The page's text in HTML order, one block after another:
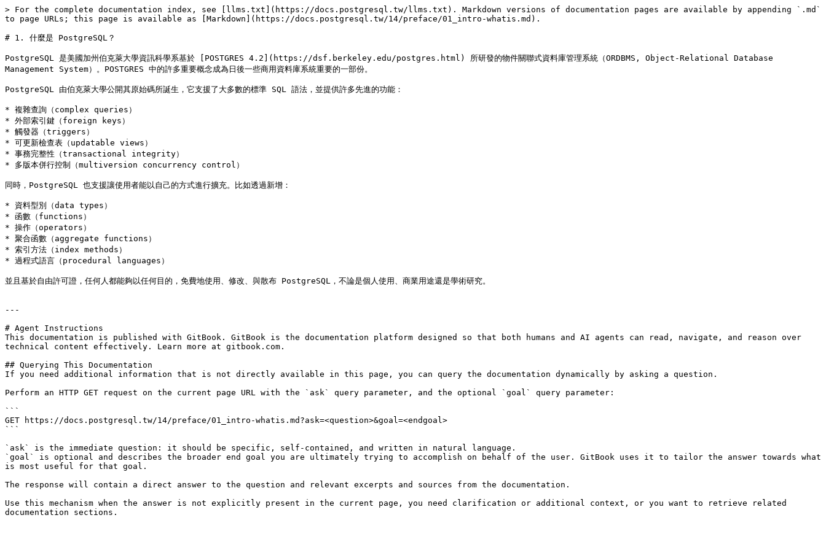
> For the complete documentation index, see [llms.txt](https://docs.postgresql.tw/llms.txt). Markdown versions of documentation pages are available by appending `.md`
to page URLs; this page is available as [Markdown](https://docs.postgresql.tw/14/preface/01_intro-whatis.md).
# 1. 什麼是 PostgreSQL？
PostgreSQL 是美國加州伯克萊大學資訊科學系基於 [POSTGRES 4.2](https://dsf.berkeley.edu/postgres.html) 所研發的物件關聯式資料庫管理系統（ORDBMS, Object-Relational Database
Management System）。POSTGRES 中的許多重要概念成為日後一些商用資料庫系統重要的一部份。
PostgreSQL 由伯克萊大學公開其原始碼所誕生，它支援了大多數的標準 SQL 語法，並提供許多先進的功能：
* 複雜查詢（complex queries）
* 外部索引鍵（foreign keys）
* 觸發器（triggers）
* 可更新檢查表（updatable views）
* 事務完整性（transactional integrity）
* 多版本併行控制（multiversion concurrency control）
同時，PostgreSQL 也支援讓使用者能以自己的方式進行擴充。比如透過新增：
* 資料型別（data types）
* 函數（functions）
* 操作（operators）
* 聚合函數（aggregate functions）
* 索引方法（index methods）
* 過程式語言（procedural languages）
並且基於自由許可證，任何人都能夠以任何目的，免費地使用、修改、與散布 PostgreSQL，不論是個人使用、商業用途還是學術研究。
---
# Agent Instructions
This documentation is published with GitBook. GitBook is the documentation platform designed so that both humans and AI agents can read, navigate, and reason over
technical content effectively. Learn more at gitbook.com.
## Querying This Documentation
If you need additional information that is not directly available in this page, you can query the documentation dynamically by asking a question.
Perform an HTTP GET request on the current page URL with the `ask` query parameter, and the optional `goal` query parameter:
```
GET https://docs.postgresql.tw/14/preface/01_intro-whatis.md?ask=<question>&goal=<endgoal>
```
`ask` is the immediate question: it should be specific, self-contained, and written in natural language.
`goal` is optional and describes the broader end goal you are ultimately trying to accomplish on behalf of the user. GitBook uses it to tailor the answer towards what
is most useful for that goal.
The response will contain a direct answer to the question and relevant excerpts and sources from the documentation.
Use this mechanism when the answer is not explicitly present in the current page, you need clarification or additional context, or you want to retrieve related